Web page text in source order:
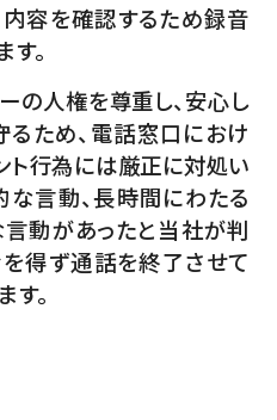
容を確認するため録音
。
の人権を尊重し、安心し
ため、電話窓口におけ
ト行為には厳正に対処い
な言動、長時間にわたる
動があったと当社が判
得ず通話を終了させて
す。